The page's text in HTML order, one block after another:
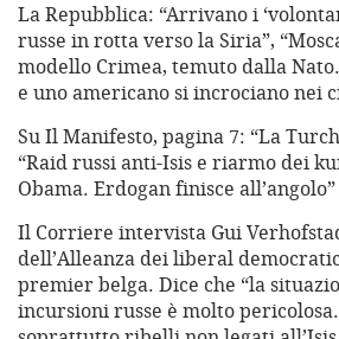
La Repubblica: “Arrivano i
russe in rotta verso la Siria”,
modello Crimea, temuto dalla
e uno americano si incrociano nei
Su Il Manifesto, pagina 7: “La
“Raid russi anti-Isis e riarmo dei
Obama. Erdogan finisce all’angolo”
Il Corriere intervista Gui
dell’Alleanza dei liberal
premier belga. Dice che “la
incursioni russe è molto